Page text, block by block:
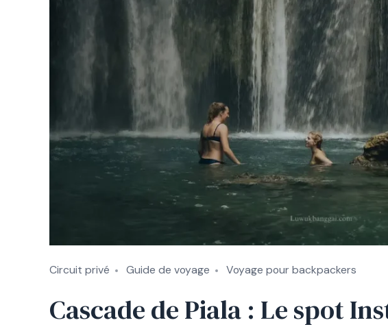
Circuit privé Guide de voyage Voyage pour backpackers
Cascade de Piala : Le spot